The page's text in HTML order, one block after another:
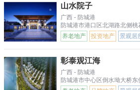
山水院子
广西 - 防城港
防城港市港口区北湖路北侧桃
养老地产
投资地产 景观居
彰泰观江海
广西 - 防城港
防城港市中心区倒水坳大桥东